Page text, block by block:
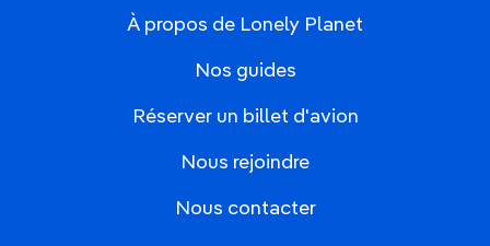
À propos de Lonely Planet
Nos guides
Réserver un billet d'avion
Nous rejoindre
Nous contacter